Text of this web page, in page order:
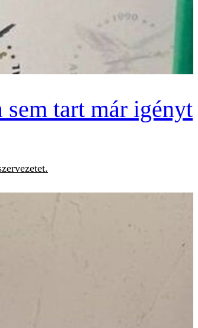
tart már igényt